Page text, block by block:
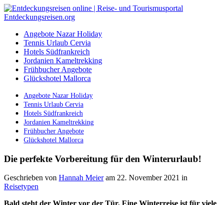
Angebote Nazar Holiday
Tennis Urlaub Cervia
Hotels Südfrankreich
Jordanien Kameltrekking
Frühbucher Angebote
Glückshotel Mallorca
Angebote Nazar Holiday
Tennis Urlaub Cervia
Hotels Südfrankreich
Jordanien Kameltrekking
Frühbucher Angebote
Glückshotel Mallorca
Die perfekte Vorbereitung für den Winterurlaub!
Geschrieben von Hannah Meier am 22. November 2021 in
Reisetypen